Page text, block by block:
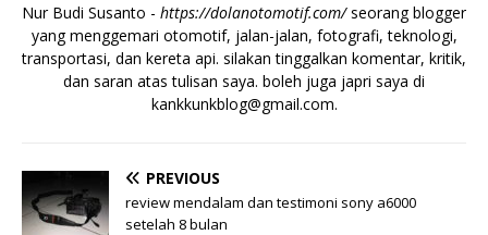
Nur Budi Susanto - https://dolanotomotif.com/seorang blogger
yang menggemari otomotif, jalan-jalan, fotografi, teknologi,
transportasi, dan kereta api. silakan tinggalkan komentar, kritik,
dan saran atas tulisan saya. boleh juga japri saya di
kankkunkblog@gmail.com.
PREVIOUS
review mendalam dan testimoni sony a6000
setelah 8 bulan